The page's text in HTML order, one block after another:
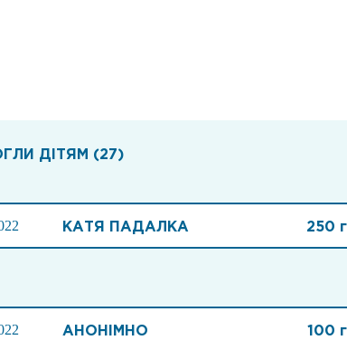
ДІТЯМ (27)
КАТЯ ПАДАЛКА 250
АНОНІМНО 100